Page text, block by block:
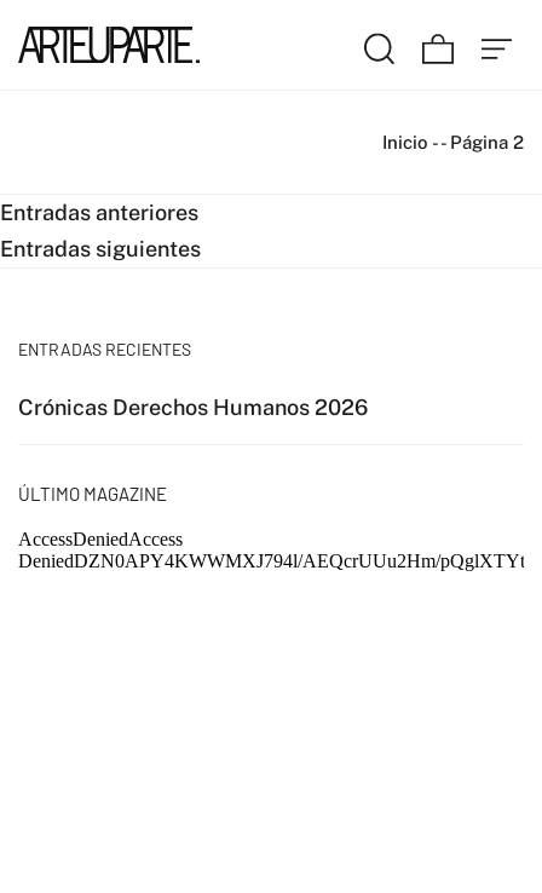
Inicio -- Página 2
Navegación
de
Entradas anteriores
Entradas siguientes
ENTRADAS RECIENTES
Crónicas Derechos Humanos 2026
ÚLTIMO MAGAZINE